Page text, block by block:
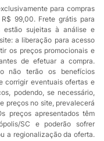
para compras
99,00. Frete grátis para
estão sujeitas à análise e
a liberação para acesso
os preços promocionais e
de efetuar a compra.
não terão os benefícios
corrigir eventuais ofertas e
podendo, se necessário,
preços no site, prevalecerá
preços apresentados têm
SC e poderão sofrer
a regionalização da oferta.